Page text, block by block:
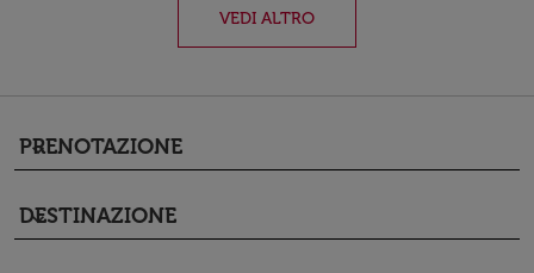
VEDI ALTRO
PRENOTAZIONE
keyboard_arrow_down
DESTINAZIONE
keyboard_arrow_down